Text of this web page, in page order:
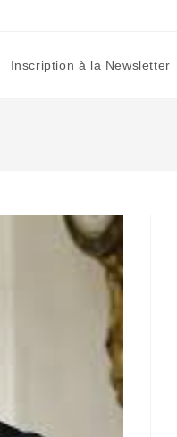
Inscription à la Newsletter